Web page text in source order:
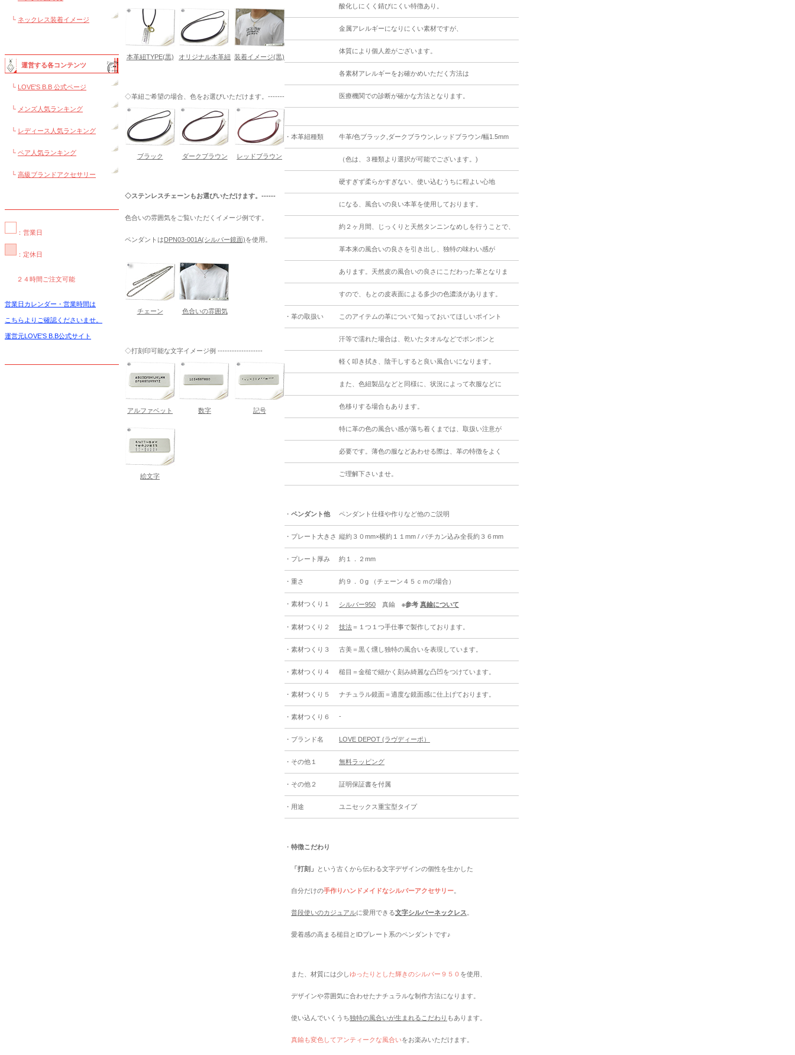
└ ネックレス装着イメージ
運営する各コンテンツ
└ LOVE'S B.B 公式ページ
└ メンズ人気ランキング
└ レディース人気ランキング
└ ペア人気ランキング
└ 高級ブランドアクセサリー
：営業日
：定休日
２４時間ご注文可能
営業日カレンダー・営業時間は
こちらよりご確認くださいませ。
運営元LOVE'S B.B公式サイト
本革紐TYPE(黒) オリジナル本革紐 装着イメージ(黒)
◇革紐ご希望の場合、色をお選びいただけます。-------
ブラック ダークブラウン レッドブラウン
◇ステンレスチェーンもお選びいただけます。------
色合いの雰囲気をご覧いただくイメージ例です。
ペンダントはDPN03-001A(シルバー鏡面)を使用。
チェーン 色合いの雰囲気
◇打刻印可能な文字イメージ例 -------------------
アルファベット 数字 記号
絵文字
酸化しにくく錆びにくい特徴あり。
金属アレルギーになりにくい素材ですが、
体質により個人差がございます。
各素材アレルギーをお確かめいただく方法は
医療機関での診断が確かな方法となります。
・本革紐種類 牛革/色ブラック,ダークブラウン,レッドブラウン/幅1.5mm
（色は、３種類より選択が可能でございます。)
硬すぎず柔らかすぎない、使い込むうちに程よい心地
になる、風合いの良い本革を使用しております。
約２ヶ月間、じっくりと天然タンニンなめしを行うことで、
革本来の風合いの良さを引き出し、独特の味わい感が
あります。天然皮の風合いの良さにこだわった革となりま
すので、もとの皮表面による多少の色濃淡があります。
・革の取扱い このアイテムの革について知っておいてほしいポイント
汗等で濡れた場合は、乾いたタオルなどでポンポンと
軽く叩き拭き、陰干しすると良い風合いになります。
また、色紐製品などと同様に、状況によって衣服などに
色移りする場合もあります。
特に革の色の風合い感が落ち着くまでは、取扱い注意が
必要です。薄色の服などあわせる際は、革の特徴をよく
ご理解下さいませ。
・ ペンダント他 ペンダント仕様や作りなど他のご説明
・プレート大きさ 縦約３０mm×横約１１mm / バチカン込み全長約３６mm
・プレート厚み 約１．２mm
・重さ 約９．０g （チェーン４５ｃｍの場合）
・素材つくり１ シルバー950 真鍮 ※参考 真鍮について
・素材つくり２ 技法＝１つ１つ手仕事で製作しております。
・素材つくり３ 古美＝黒く燻し独特の風合いを表現しています。
・素材つくり４ 槌目＝金槌で細かく刻み綺麗な凸凹をつけています。
・素材つくり５ ナチュラル鏡面＝適度な鏡面感に仕上げております。
・素材つくり６ -
・ブランド名 LOVE DEPOT (ラヴディーポ）
・その他１ 無料ラッピング
・その他２ 証明保証書を付属
・用途 ユニセックス重宝型タイプ
・ 特徴こだわり
「打刻」 という古くから伝わる文字デザインの個性を生かした
自分だけの手作りハンドメイドなシルバーアクセサリー
普段使いのカジュアルに愛用できる文字シルバーネックレス
愛着感の高まる槌目とIDプレート系のペンダントです♪
また、材質には少しゆったりとした輝きのシルバー９５０ を使用、
デザインや雰囲気に合わせたナチュラルな制作方法になります。
使い込んでいくうち独特の風合いが生まれるこだわり もあります。
真鍮も変色してアンティークな風合いをお楽みいただけます。